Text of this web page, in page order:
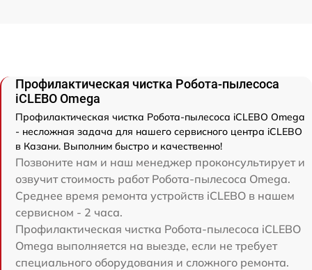
Профилактическая чистка Робота-пылесоса
iCLEBO Omega
Профилактическая чистка Робота-пылесоса iCLEBO Omega
- несложная задача для нашего сервисного центра iCLEBO
в Казани. Выполним быстро и качественно!
Позвоните нам и наш менеджер проконсультирует и
озвучит стоимость работ Робота-пылесоса Omega.
Среднее время ремонта устройств iCLEBO в нашем
сервисном - 2 часа.
Профилактическая чистка Робота-пылесоса iCLEBO
Omega выполняется на выезде, если не требует
специального оборудования и сложного ремонта.